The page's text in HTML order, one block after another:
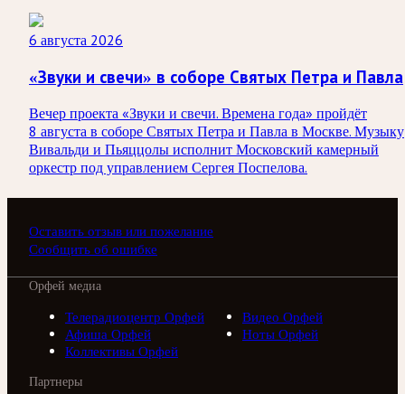
6 августа 2026
«Звуки и свечи» в соборе Святых Петра и Павла
Вечер проекта «Звуки и свечи. Времена года» пройдёт
8 августа в соборе Святых Петра и Павла в Москве. Музыку
Вивальди и Пьяццолы исполнит Московский камерный
оркестр под управлением Сергея Поспелова.
Оставить отзыв или пожелание
Сообщить об ошибке
Орфей медиа
Телерадиоцентр Орфей
Видео Орфей
Афиша Орфей
Ноты Орфей
Коллективы Орфей
Партнеры